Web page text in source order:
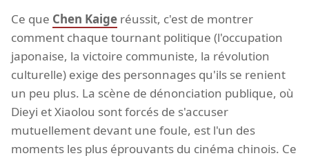
Ce que Chen Kaige réussit, c'est de montrer
comment chaque tournant politique (l'occupation
japonaise, la victoire communiste, la révolution
culturelle) exige des personnages qu'ils se renient
un peu plus. La scène de dénonciation publique, où
Dieyi et Xiaolou sont forcés de s'accuser
mutuellement devant une foule, est l'un des
moments les plus éprouvants du cinéma chinois. Ce